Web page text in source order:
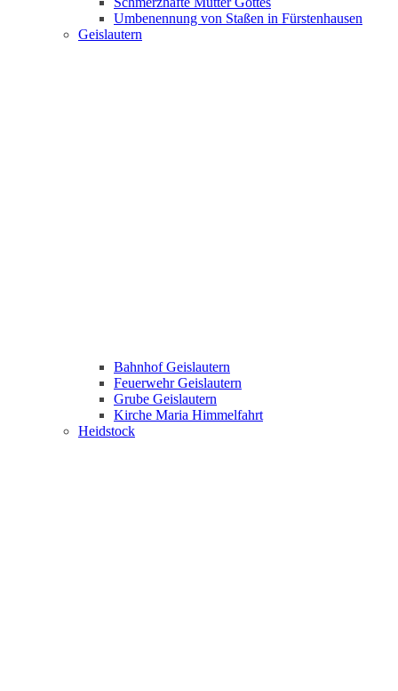
Umbenennung von Staßen in Fürstenhausen
Geislautern
Bahnhof Geislautern
Feuerwehr Geislautern
Grube Geislautern
Kirche Maria Himmelfahrt
Heidstock